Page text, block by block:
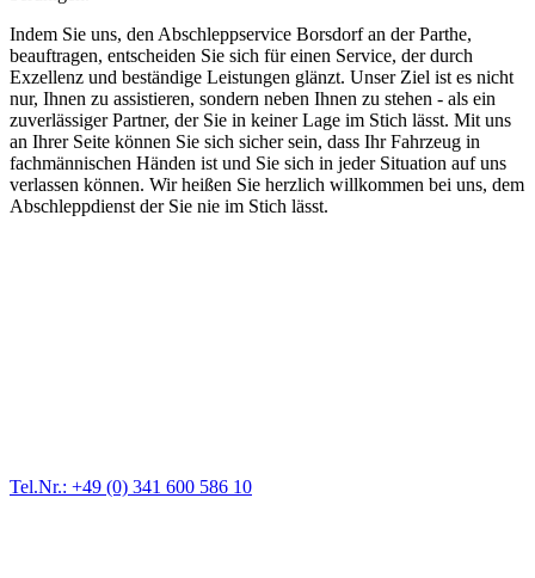
Indem Sie uns, den Abschleppservice Borsdorf an der Parthe,
beauftragen, entscheiden Sie sich für einen Service, der durch
Exzellenz und beständige Leistungen glänzt. Unser Ziel ist es nicht
nur, Ihnen zu assistieren, sondern neben Ihnen zu stehen - als ein
zuverlässiger Partner, der Sie in keiner Lage im Stich lässt. Mit uns
an Ihrer Seite können Sie sich sicher sein, dass Ihr Fahrzeug in
fachmännischen Händen ist und Sie sich in jeder Situation auf uns
verlassen können. Wir heißen Sie herzlich willkommen bei uns, dem
Abschleppdienst der Sie nie im Stich lässt.
Tel.Nr.: +49 (0) 341 600 586 10